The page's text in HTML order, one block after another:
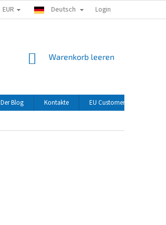
EUR Deutsch Login
WARENKORB
Warenkorb leeren
Der Blog Kontakte EU Customers